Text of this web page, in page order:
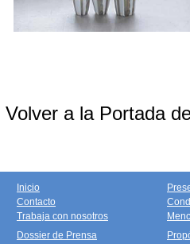
Volver a la Portada
Inicio
Contacto
Trabaja con nosotros
Dossier de Prensa